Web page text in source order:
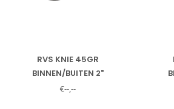
RVS KNIE 45GR
BINNEN/BUITEN 2"
€--,--